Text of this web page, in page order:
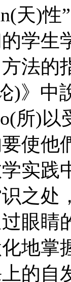
天)
学生
法的
)》中
所)
使他
实践
之处
眼睛
地掌
的自